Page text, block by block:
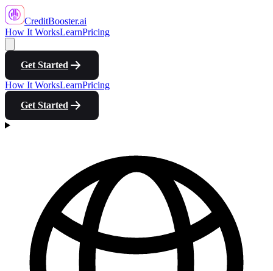
CreditBooster.ai
How It WorksLearnPricing
Get Started
How It WorksLearnPricing
Get Started